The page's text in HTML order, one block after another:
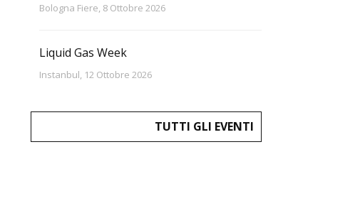
Bologna Fiere, 8 Ottobre 2026
Liquid Gas Week
Instanbul, 12 Ottobre 2026
TUTTI GLI EVENTI